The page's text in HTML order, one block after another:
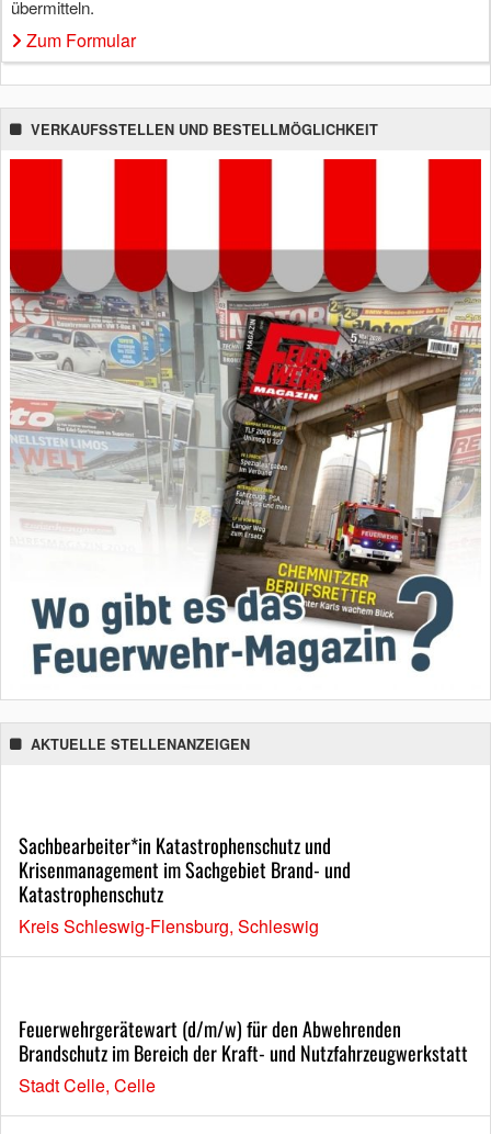
übermitteln.
Zum Formular
VERKAUFSSTELLEN UND BESTELLMÖGLICHKEIT
AKTUELLE STELLENANZEIGEN
Sachbearbeiter*in Katastrophenschutz und
Krisenmanagement im Sachgebiet Brand- und
Katastrophenschutz
Kreis Schleswig-Flensburg, Schleswig
Feuerwehrgerätewart (d/m/w) für den Abwehrenden
Brandschutz im Bereich der Kraft- und Nutzfahrzeugwerkstatt
Stadt Celle, Celle